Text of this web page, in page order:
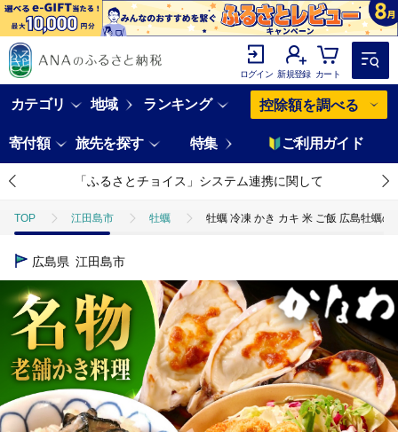
ログイン 新規登録 カート
カテゴリ 地域 ランキング 控除額を調べる
寄付額 旅先を探す 特集 ご利用ガイド
「ふるさとチョイス」システム連携に関して
TOP 江田島市 牡蠣 牡蠣 冷凍 かき カキ 米 ご飯 広島牡蠣
広島県 江田島市